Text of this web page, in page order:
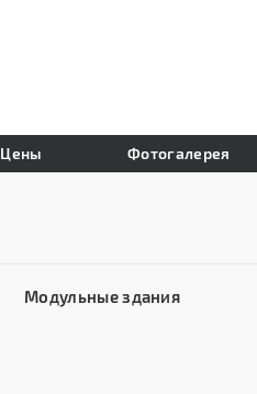
Цены Фотогалерея
Модульные здания